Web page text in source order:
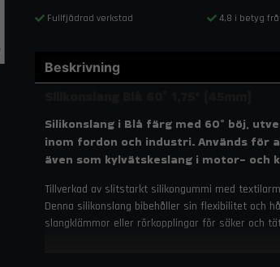
Fullfjädrad verkstad 4,8 i betyg
Beskrivning
Silikonslang i Blå färg med 60° böj,
inom fordon och industri. Används
även som kylvätskeslang i motor- och
Tillverkad av slitstarkt silikongummi med
Denna silikonslang bibehåller sin flexibilitet och
slangklämmor eller rörkopplingar för säker och